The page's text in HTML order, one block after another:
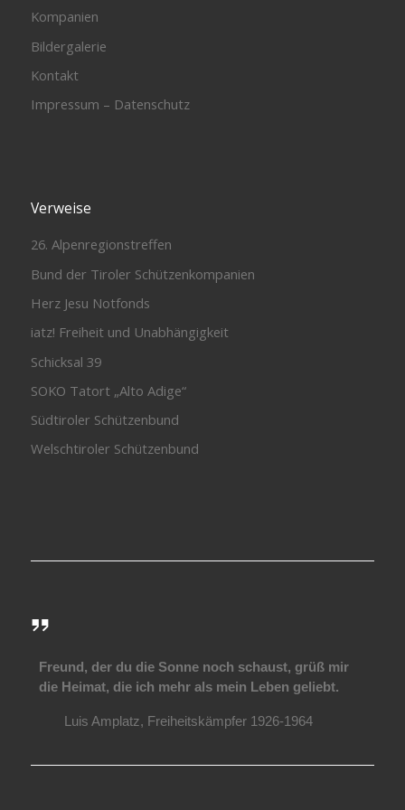
Kompanien
Bildergalerie
Kontakt
Impressum – Datenschutz
Verweise
26. Alpenregionstreffen
Bund der Tiroler Schützenkompanien
Herz Jesu Notfonds
iatz! Freiheit und Unabhängigkeit
Schicksal 39
SOKO Tatort „Alto Adige“
Südtiroler Schützenbund
Welschtiroler Schützenbund
Freund, der du die Sonne noch schaust, grüß mir
die Heimat, die ich mehr als mein Leben geliebt.
Luis Amplatz, Freiheitskämpfer 1926-1964